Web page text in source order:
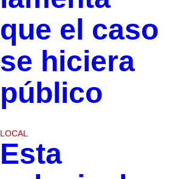
que el caso
se hiciera
público
LOCAL
Esta